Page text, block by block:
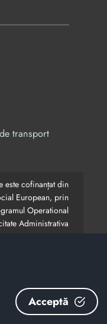
transport
este cofinanțat din
European, prin
Operational
Administrativa
reprezintă în mod
Uniunii Europene.
corectitudinii și
inițiatorilor site-
Acceptă